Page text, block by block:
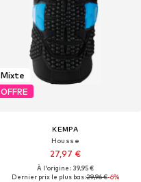
Mixte
OFFRE
KEMPA
Housse
27,97 €
À l'origine : 39,95 €
Dernier prix le plus bas :29,96 €-6%